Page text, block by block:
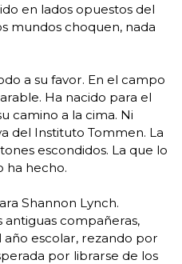
en lados opuestos del
mundos choquen, nada
a su favor. En el campo
Ha nacido para el
camino a la cima. Ni
del Instituto Tommen. La
escondidos. La que lo
ha hecho.
Shannon Lynch.
antiguas compañeras,
escolar, rezando por
por librarse de los